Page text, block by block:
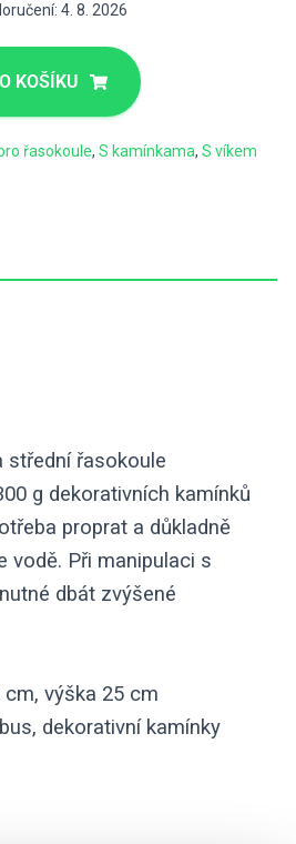
4. 8. 2026
KOŠÍKU
řasokoule, S kamínkama, S víkem
střední řasokoule
g dekorativních kamínků
proprat a důkladně
vodě. Při manipulaci s
dbát zvýšené
cm, výška 25 cm
dekorativní kamínky